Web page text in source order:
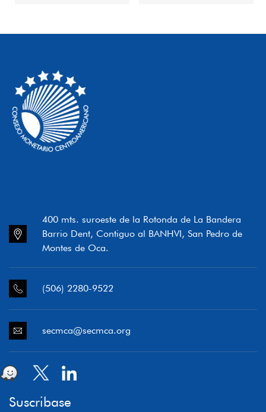
400 mts. suroeste de la Rotonda de La Bandera
Barrio Dent, Contiguo al BANHVI, San Pedro de
Montes de Oca.
(506) 2280-9522
secmca@secmca.org
Suscribase